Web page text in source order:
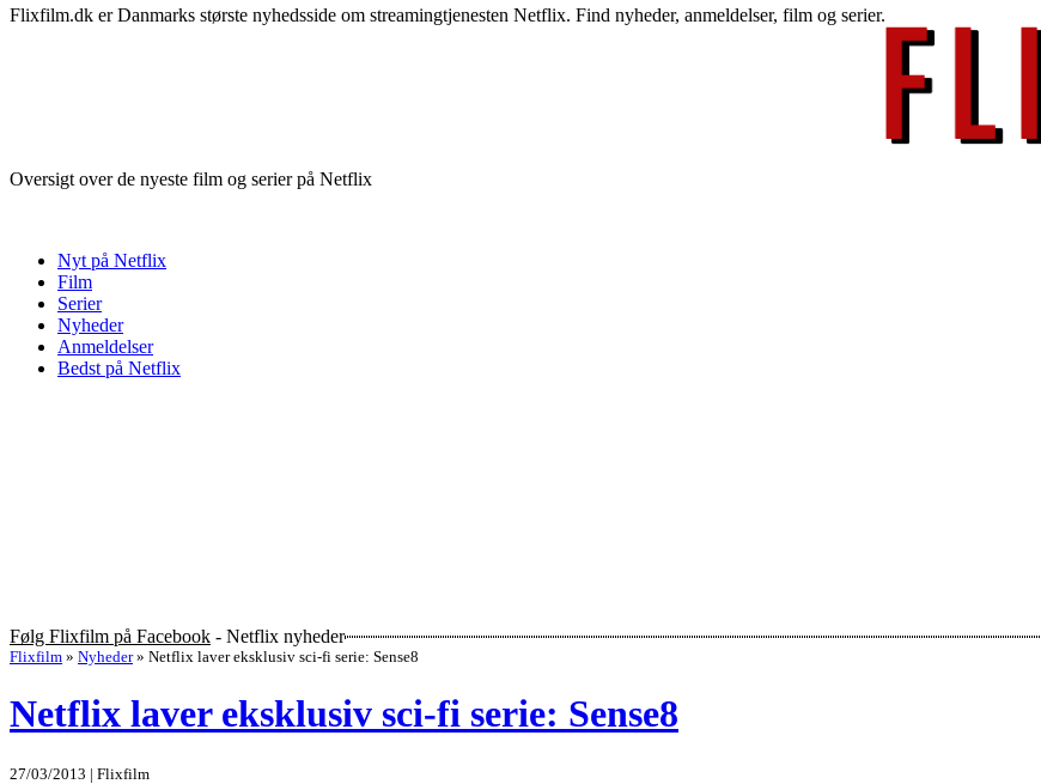
Flixfilm.dk er Danmarks største nyhedsside om streamingtjenesten Netflix. Find nyheder, anmeldelser, film og serier.
Oversigt over de nyeste film og serier på Netflix
Nyt på Netflix
Film
Serier
Nyheder
Anmeldelser
Bedst på Netflix
Følg Flixfilm på Facebook - Netflix nyheder
Flixfilm » Nyheder » Netflix laver eksklusiv sci-fi serie: Sense8
Netflix laver eksklusiv sci-fi serie: Sense8
27/03/2013 | Flixfilm